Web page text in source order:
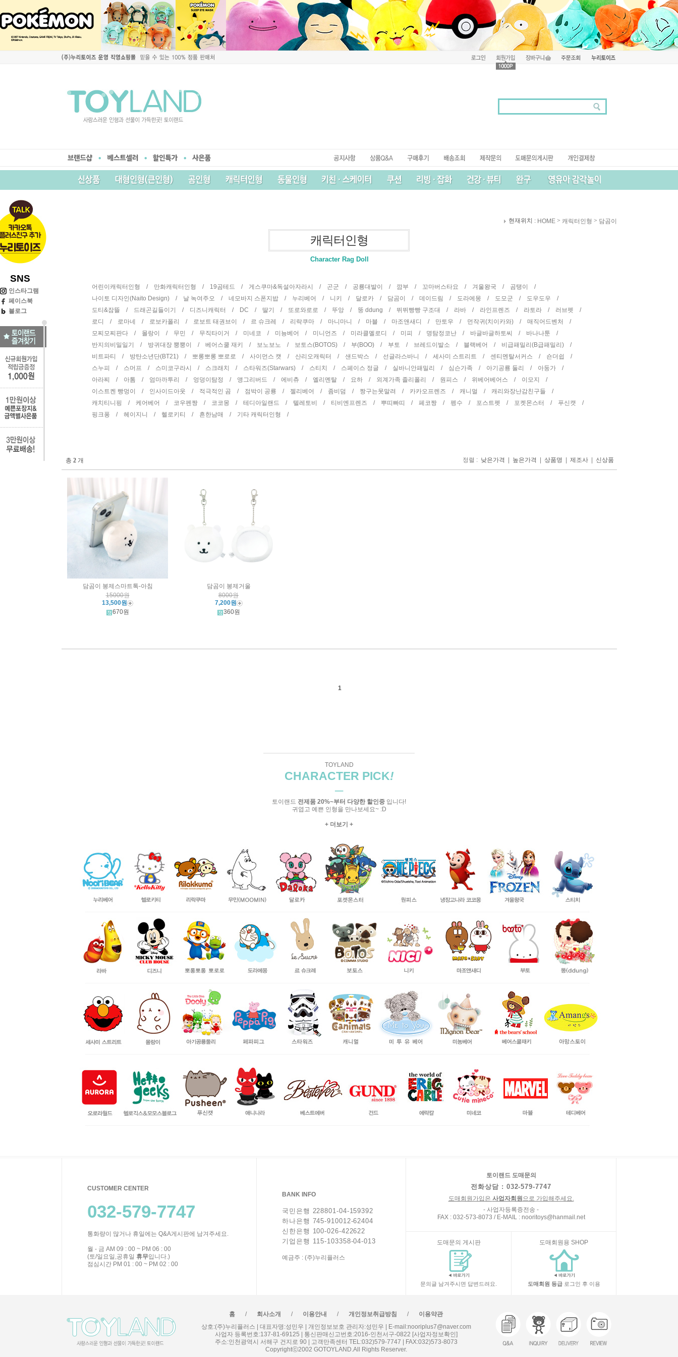
SNS
인스타그램
페이스북
블로그
현재위치 : HOME > 캐릭터인형 > 담곰이
캐릭터인형
Character Rag Doll
어린이캐릭터인형 / 만화캐릭터인형 / 19곰테드 / 게스쿠마&독설아자라시 / 곤군 / 공룡대발이 / 깜부 / 꼬마버스타요 / 겨울왕국 / 곰탱이 /
나이토 디자인(Naito Design) / 날 녹여주오 / 네모바지 스폰지밥 / 누리베어 / 니키 / 달로카 / 담곰이 / 데이드림 / 도라에몽 / 도모군 / 도우도우 /
도티&잠뜰 / 드래곤길들이기 / 디즈니캐릭터 / DC / 딸기 / 또로와로로 / 뚜앙 / 뚱 ddung / 뛰뛰빵빵 구조대 / 라바 / 라인프렌즈 / 라토라 / 러브펫 /
로디 / 로마네 / 로보카폴리 / 로보트 태권브이 / 르 슈크레 / 리락쿠마 / 마니마니 / 마블 / 마조앤새디 / 만토우 / 먼작귀(치이카와) / 매직어드벤처 /
모찌모찌판다 / 몰랑이 / 무민 / 무직타이거 / 미네코 / 미뇽베어 / 미니언즈 / 미라클멜로디 / 미피 / 명탐정코난 / 바글바글하토씨 / 바나나툰 /
반지의비밀일기 / 방귀대장 뿡뿡이 / 베어스쿨 재키 / 보노보노 / 보토스(BOTOS) / 부(BOO) / 부토 / 브레드이발소 / 블랙베어 / 비급패밀리(B급패밀리) /
비트파티 / 방탄소년단(BT21) / 뽀롱뽀롱 뽀로로 / 사이먼스 캣 / 산리오캐릭터 / 샌드박스 / 선글라스바니 / 세사미 스트리트 / 센티멘탈서커스 / 숀더쉽 /
스누피 / 스머프 / 스미코구라시 / 스크래치 / 스타워즈(Starwars) / 스티치 / 스페이스 정글 / 실바니안패밀리 / 심슨가족 / 아기공룡 둘리 / 아둥가 /
아라찌 / 아톰 / 엄마까투리 / 엉덩이탐정 / 앵그리버드 / 에비츄 / 엘리멘탈 / 요하 / 외계가족 졸리폴리 / 원피스 / 위베어베어스 / 이모지 /
이스트켄 빵멍이 / 인사이드아웃 / 적극적인 곰 / 점박이 공룡 / 젤리베어 / 좀비덤 / 짱구는못말려 / 카카오프렌즈 / 캐니멀 / 캐리와장난감친구들 /
캐치티니핑 / 케어베어 / 코우펜짱 / 코코몽 / 테디아일랜드 / 텔레토비 / 티비엔프렌즈 / 뿌띠빠띠 / 페코짱 / 펭수 / 포스트펫 / 포켓몬스터 / 푸신캣 /
핑크퐁 / 헤이지니 / 헬로키티 / 흔한남매 / 기타 캐릭터인형 /
총 2 개 정렬 : 낮은가격 높은가격 상품명 제조사 신상품
담곰이 봉제스마트톡-아침
15000원
13,500원
670원
담곰이 봉제거울
8000원
7,200원
360원
1
TOYLAND
CHARACTER PICK!
─
토이랜드 전제품 20%~부터 다양한 할인중 입니다!
귀엽고 예쁜 인형을 만나보세요~ :D
+ 더보기 +
CUSTOMER CENTER
032-579-7747
통화량이 많거나 휴일에는 Q&A게시판에 남겨주세요.
월 - 금 AM 09 : 00 ~ PM 06 : 00
(토/일요일,공휴일 휴무입니다.)
점심시간 PM 01 : 00 ~ PM 02 : 00
BANK INFO
국민은행 228801-04-159392
하나은행 745-910012-62404
신한은행 100-026-422622
기업은행 115-103358-04-013
예금주 : (주)누리플러스
토이랜드 도매문의
전화상담 : 032-579-7747
도매회원가입은 사업자회원 으로 가입해주세요.
- 사업자등록증전송 -
FAX : 032-573-8073 / E-MAIL : nooritoys@hanmail.net
도매문의 게시판
문의글 남겨주시면 답변드려요.
도매회원용 SHOP
도매회원 등급로그인 후 이용
홈 / 회사소개 / 이용안내 / 개인정보취급방침 /
이용약관
상호:(주)누리플러스 | 대표자명:성민우 | 개인정보보호 관리자:성민우 | E-mail:nooriplus7@naver.com
사업자 등록번호:137-81-69125 | 통신판매신고번호:2016-인천서구-0822 [사업자정보확인]
주소:인천광역시 서해구 건지로 90 | 고객만족센터 TEL:032)579-7747 | FAX:032)573-8073
Copyrightⓒ2002 GOTOYLAND.All Rights Reserver.